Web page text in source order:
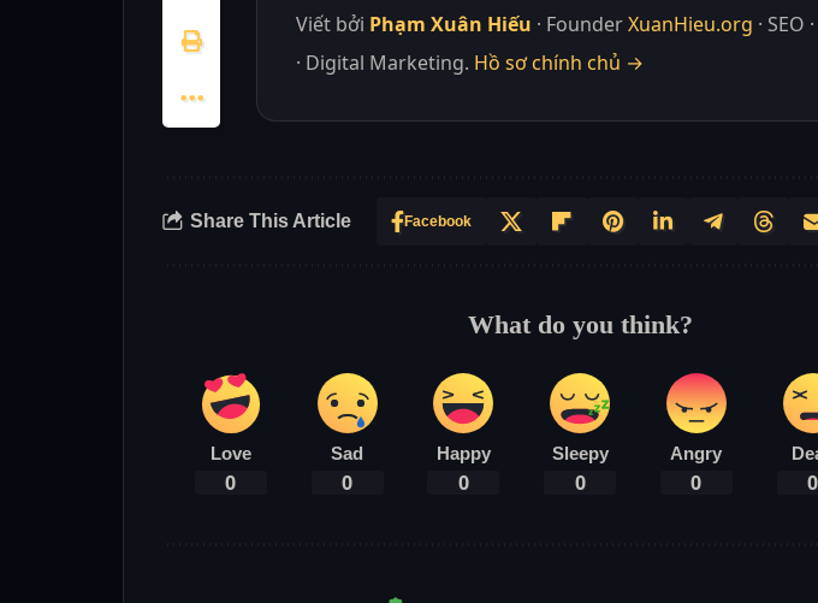
Viết bởi Phạm Xuân Hiếu · FounderXuanHieu.org ·
· Digital Marketing. Hồ sơ chính chủ →
Share This Article Facebook
What do you think?
Love
0
Sad
0
Happy
0
Sleepy
0
Angry
0 0